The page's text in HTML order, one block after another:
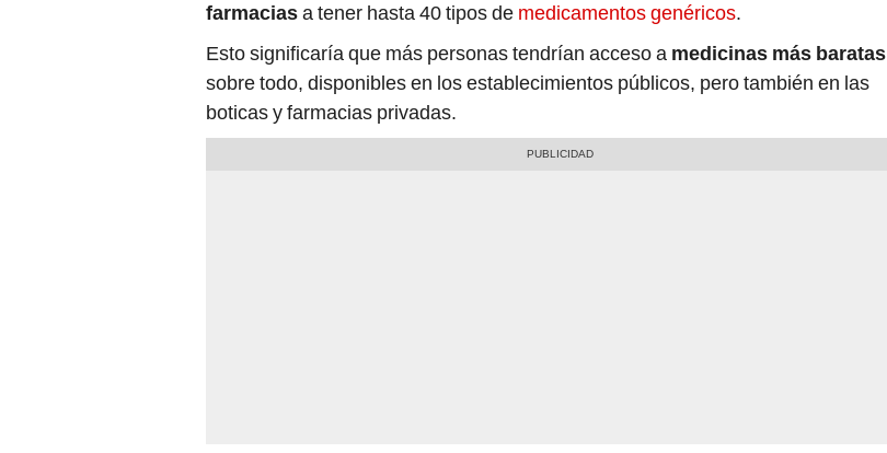
farmaciasa tener hasta 40 tipos de medicamentos genéricos.
Esto significaría que más personas tendrían acceso a medicinas más baratas
sobre todo, disponibles en los establecimientos públicos, pero también en las
boticas y farmacias privadas.